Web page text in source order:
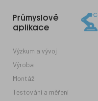
do
Průmyslové
aplikace
Výzkum a vývoj
Výroba
Montáž
Testování a měření